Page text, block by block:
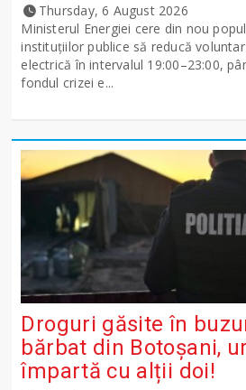
Thursday, 6 August 2026
Ministerul Energiei cere din nou
instituțiilor publice să reducă
electrică în intervalul 19:00–23:00,
fondul crizei e...
Droguri găsite în
bărbat din Botoșani,
împartă cu alții doi!